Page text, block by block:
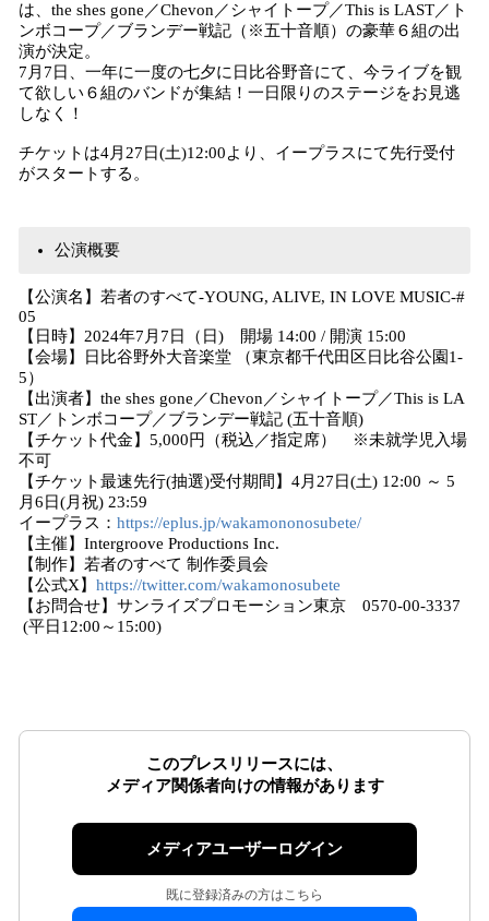
は、the shes gone／Chevon／シャイトープ／This is LAST／ト
ンボコープ／ブランデー戦記（※五十音順）の豪華６組の出
演が決定。
7月7日、一年に一度の七夕に日比谷野音にて、今ライブを観
て欲しい６組のバンドが集結！一日限りのステージをお見逃
しなく！
チケットは4月27日(土)12:00より、イープラスにて先行受付
がスタートする。
公演概要
【公演名】若者のすべて-YOUNG, ALIVE, IN LOVE MUSIC-#
05
【日時】2024年7月7日（日) 開場 14:00 / 開演 15:00
【会場】日比谷野外大音楽堂 （東京都千代田区日比谷公園1-
5）
【出演者】the shes gone／Chevon／シャイトープ／This is LA
ST／トンボコープ／ブランデー戦記 (五十音順)
【チケット代金】5,000円（税込／指定席） ※未就学児入場
不可
【チケット最速先行(抽選)受付期間】4月27日(土) 12:00 ～ 5
月6日(月祝) 23:59
イープラス： https://eplus.jp/wakamononosubete/
【主催】Intergroove Productions Inc.
【制作】若者のすべて 制作委員会
【公式X】 https://twitter.com/wakamonosubete
【お問合せ】サンライズプロモーション東京 0570-00-3337
(平日12:00～15:00)
このプレスリリースには、
メディア関係者向けの情報があります
メディアユーザーログイン
既に登録済みの方はこちら